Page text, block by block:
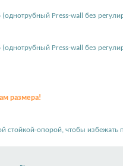
Press-wall без
Press-wall без
размера!
стойкой-опорой, чтобы избежать